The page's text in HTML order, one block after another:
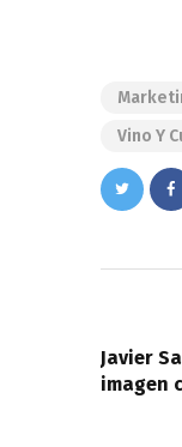
Vino Y
Javier
imagen